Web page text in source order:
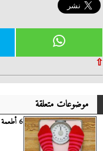
⇧
موضوعات متعلقة
6 أطعمة تسبب زيادة الوزن منها الفواكه المجففة